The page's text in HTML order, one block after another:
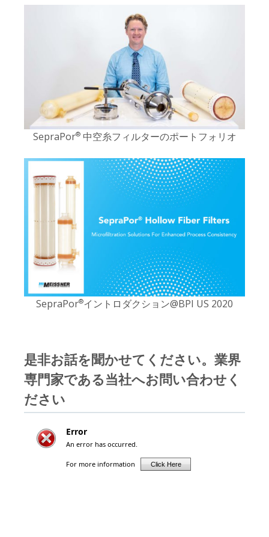
SepraPor®中空糸フィルターのポートフォリオ
SepraPor®イントロダクション@BPI US 2020
是非お話を聞かせてください。業界
専門家である当社へお問い合わせく
ださい